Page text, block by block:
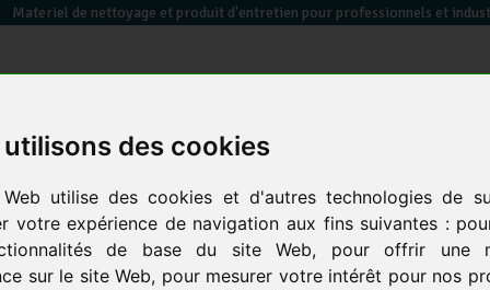
des cookies
utilise des cookies et d'autres technologies de
votre expérience de navigation aux fins suivantes :
de base du site Web, pour offrir une
sur le site Web, pour mesurer votre intérêt pour nos
Materiel de nettoyage et produit d'entretien pour professionnels et
électrique
locaux
retouraux produits prod.